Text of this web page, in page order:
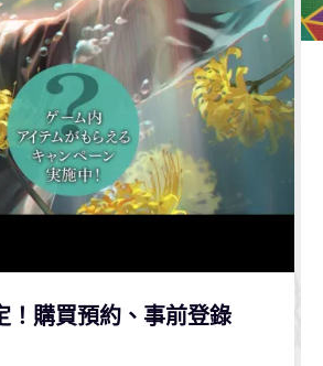
！購買預約、事前登錄